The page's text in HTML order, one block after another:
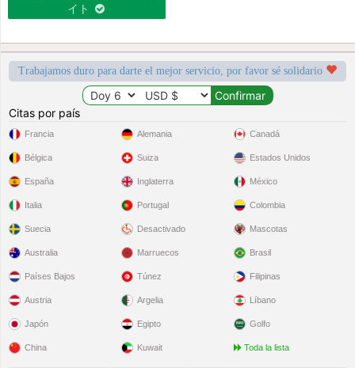
イト
Trabajamos duro para darte el mejor servicio, por favor sé solidario
Citas por país
Francia
Bélgica
España
Italia
Suecia
Alemania
Suiza
Inglaterra
Portugal
Desactivado
Canadá
Estados Unidos
México
Colombia
Mascotas
Australia
Países Bajos
Austria
Japón
China
Marruecos
Túnez
Argelia
Egipto
Kuwait
Brasil
Filipinas
Líbano
Golfo
Toda la lista